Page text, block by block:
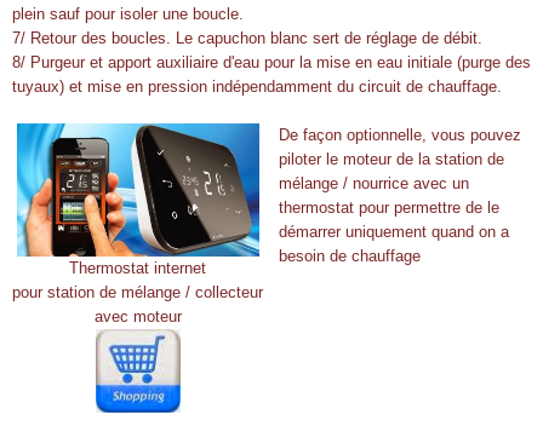
plein sauf pour isoler une boucle.
7/ Retour des boucles. Le capuchon blanc sert de réglage de débit.
8/ Purgeur et apport auxiliaire d'eau pour la mise en eau initiale (purge des
tuyaux) et mise en pression indépendamment du circuit de chauffage.
Thermostat internet
pour station de mélange / collecteur
avec moteur
De façon optionnelle, vous pouvez
piloter le moteur de la station de
mélange / nourrice avec un
thermostat pour permettre de le
démarrer uniquement quand on a
besoin de chauffage